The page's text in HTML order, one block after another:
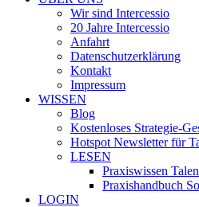
Wir sind Intercessio
20 Jahre Intercessio
Anfahrt
Datenschutzerklärung
Kontakt
Impressum
WISSEN
Blog
Kostenloses Strategie-
Hotspot Newsletter für
LESEN
Praxiswissen
Praxishandbuch
LOGIN